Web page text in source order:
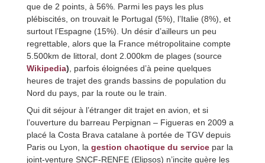
que de 2 points, à 56%. Parmi les pays les plus
plébiscités, on trouvait le Portugal (5%), l’Italie (8%), et
surtout l’Espagne (15%). Un désir d’ailleurs un peu
regrettable, alors que la France métropolitaine compte
5.500km de littoral, dont 2.000km de plages (source
Wikipedia), parfois éloignées d’à peine quelques
heures de trajet des grands bassins de population du
Nord du pays, par la route ou le train.
Qui dit séjour à l’étranger dit trajet en avion, et si
l’ouverture du barreau Perpignan – Figueras en 2009 a
placé la Costa Brava catalane à portée de TGV depuis
Paris ou Lyon, la gestion chaotique du service par la
joint-venture SNCF-RENFE (Elipsos) n’incite guère les